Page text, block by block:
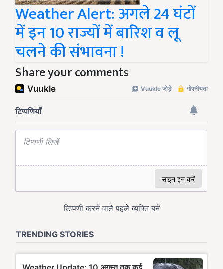
Weather Alert: अगले 24 घंटों
में इन 10 राज्यों में बारिश व लू
चलने की संभावना !
Share your comments